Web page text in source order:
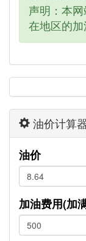
声明：本
在地区的加
油价计算
油价
加油费用(加